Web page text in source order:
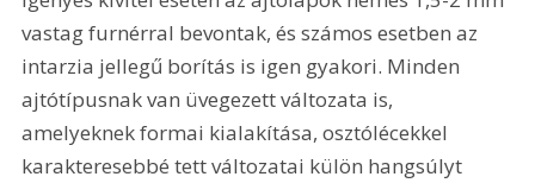
vastag furnérral bevontak, és számos esetben az
intarzia jellegű borítás is igen gyakori. Minden
ajtótípusnak van üvegezett változata is,
amelyeknek formai kialakítása, osztólécekkel
karakteresebbé tett változatai külön hangsúlyt